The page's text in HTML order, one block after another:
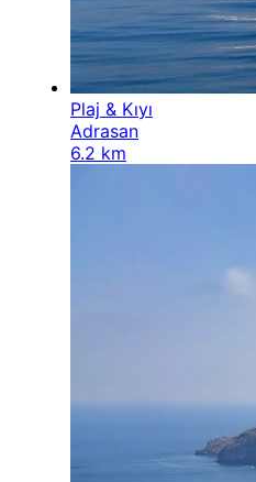
Plaj & Kıyı
Adrasan
6.2 km